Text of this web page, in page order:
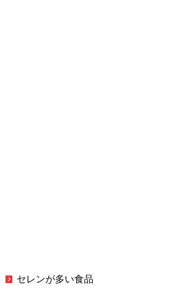
セレンが多い食品